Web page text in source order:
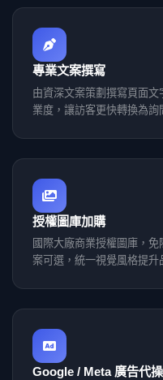
專業文案撰寫
由資深文案策劃撰寫頁面
業度，讓訪客更快轉換為詢
授權圖庫加購
國際大廠商業授權圖庫，
案可選，統一視覺風格提升
Google / Meta 廣告代操